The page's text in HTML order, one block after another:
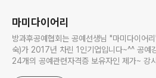
마미다이어리
방과후공예협회는 공예선생님 "마미다이어
숙)가 2017년 차린 1인기업입니다~^^ 공예
24개의 공예관련자격증 보유자인 제가~ 강